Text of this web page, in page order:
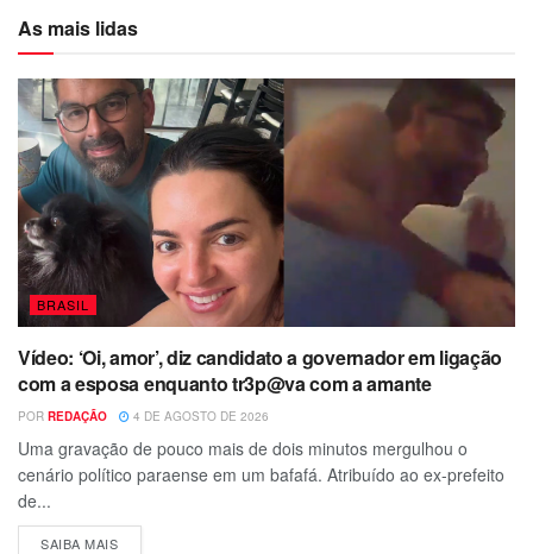
As mais lidas
BRASIL
Vídeo: ‘Oi, amor’, diz candidato a governador em ligação
com a esposa enquanto tr3p@va com a amante
POR REDAÇÃO 4 DE AGOSTO DE 2026
Uma gravação de pouco mais de dois minutos mergulhou o
cenário político paraense em um bafafá. Atribuído ao ex-prefeito
de...
SAIBA MAIS